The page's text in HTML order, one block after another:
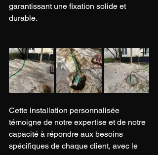
garantissant une fixation solide et
durable.
Cette installation personnalisée
témoigne de notre expertise et de notre
capacité à répondre aux besoins
spécifiques de chaque client, avec le